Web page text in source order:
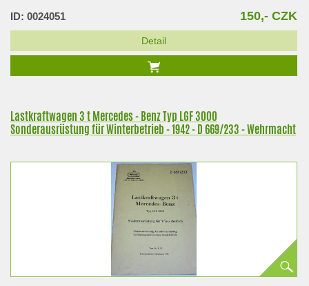
ID: 0024051 150,- CZK
Detail
Lastkraftwagen 3 t Mercedes - Benz Typ LGF 3000
Sonderausrüstung für Winterbetrieb - 1942 - D 669/233 - Wehrmacht